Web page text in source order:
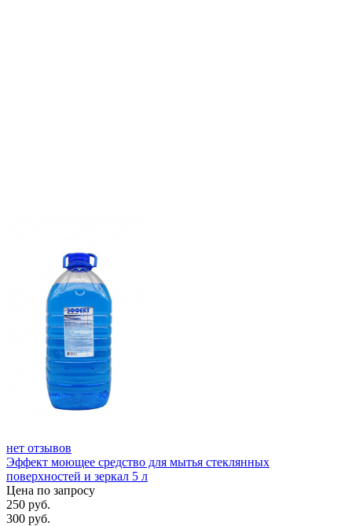
нет отзывов
Эффект моющее средство для мытья стеклянных
поверхностей и зеркал 5 л
Цена по запросу
250 руб.
300 руб.